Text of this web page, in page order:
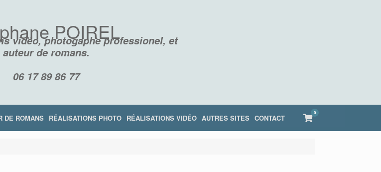
POIREL
vidéo, photogaphe professionel, et
auteur de romans.
06 17 89 86 77
DE ROMANS RÉALISATIONS PHOTO RÉALISATIONS VIDÉO AUTRES SITES CONTACT View
shopping
cart
0